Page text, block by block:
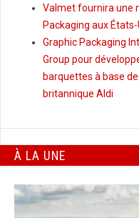
Valmet fournira une
Packaging aux États-
Graphic Packaging
Group pour
barquettes à base
britannique Aldi
À LA UNE